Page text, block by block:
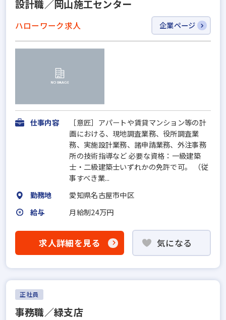
設計職／岡山施工センター
ハローワーク求人 企業ページ
仕事内容
［意匠］アパートや賃貸マンション等の計
画における、現地調査業務、役所調査業
務、実施設計業務、諸申請業務、外注事務
所の技術指導など 必要な資格：一級建築
士・二級建築士いずれかの免許で可。 （従
事すべき業...
勤務地
愛知県名古屋市中区
給与
月給制24万円
求人詳細を見る 気になる
正社員
事務職／緑支店